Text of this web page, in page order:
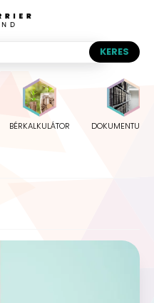
BÉRKALKULÁTOR